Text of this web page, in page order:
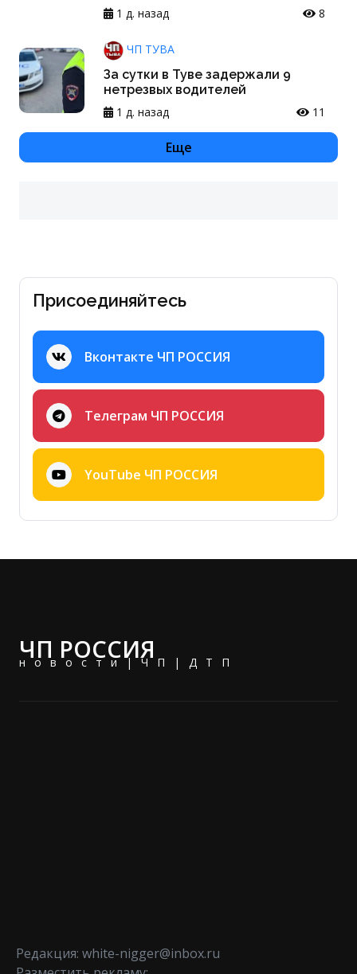
1 д. назад
8
ЧП ТУВА
За сутки в Туве задержали 9
нетрезвых водителей
1 д. назад
11
Еще
Присоединяйтесь
Вконтакте ЧП РОССИЯ
Телеграм ЧП РОССИЯ
YouTube ЧП РОССИЯ
ЧП РОССИЯ
новости|ЧП|ДТП
Редакция: white-nigger@inbox.ru